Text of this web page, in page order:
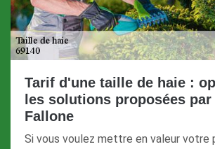
Tarif d'une taille de haie :
les solutions proposées
Fallone
Si vous voulez mettre en valeur votre